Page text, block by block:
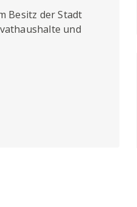
Besitz der Stadt
und